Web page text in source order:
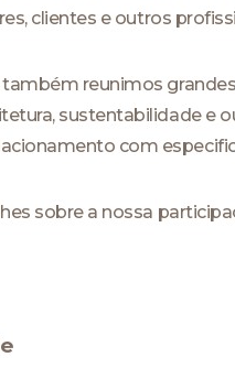
clientes e outros
reunimos
sustentabilidade e
com
sobre a nossa